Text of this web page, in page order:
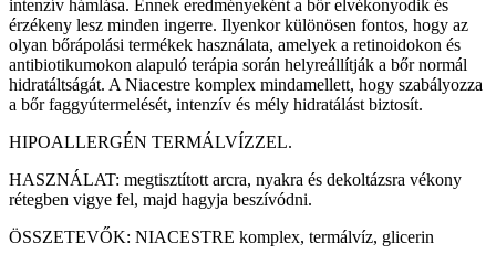
intenzív hámlása. Ennek eredményeként a bőr elvékonyodik és
érzékeny lesz minden ingerre. Ilyenkor különösen fontos, hogy az
olyan bőrápolási termékek használata, amelyek a retinoidokon és
antibiotikumokon alapuló terápia során helyreállítják a bőr normál
hidratáltságát. A Niacestre komplex mindamellett, hogy szabályozza
a bőr faggyútermelését, intenzív és mély hidratálást biztosít.
HIPOALLERGÉN TERMÁLVÍZZEL.
HASZNÁLAT: megtisztított arcra, nyakra és dekoltázsra vékony
rétegben vigye fel, majd hagyja beszívódni.
ÖSSZETEVŐK: NIACESTRE komplex, termálvíz, glicerin